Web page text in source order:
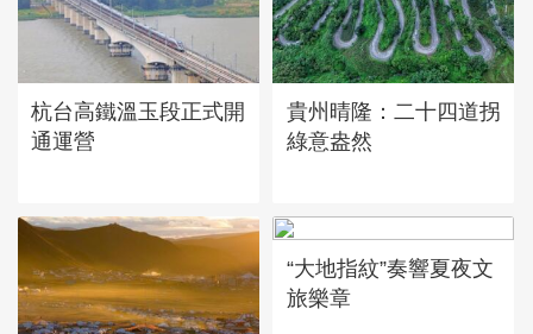
杭台高鐵溫玉段正式開
通運營
貴州晴隆：二十四道拐
綠意盎然
“大地指紋”奏響夏夜文
旅樂章